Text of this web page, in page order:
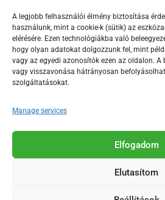
A legjobb felhasználói élmény biztosítása
használunk, mint a cookie-k (sütik) az
elérésére. Ezen technológiákba való
hogy olyan adatokat dolgozzunk fel, mint
vagy az egyedi azonosítók ezen az oldalon. A
vagy visszavonása hátrányosan
szolgáltatásokat.
Manage services
Elfogadom
Elutasítom
F
a
c
e
o
o
-
Y
o
u
t
b
e
s
T
i
k
Az Érd Média médiaszolgáltatási
Médiatanács a Magyar Média